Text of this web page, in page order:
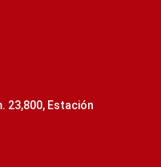
23,800, Estación